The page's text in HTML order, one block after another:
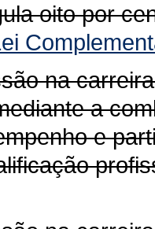
oito por
na
a
e